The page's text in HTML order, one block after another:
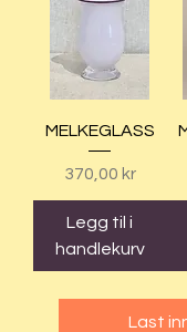
MELKEGLASS
Pris
370,00 kr
Legg til i
handlekurv
Last